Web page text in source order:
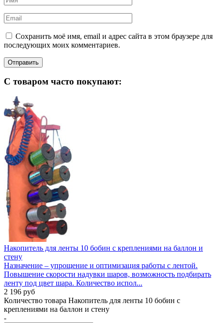
Сохранить моё имя, email и адрес сайта в этом браузере для
последующих моих комментариев.
С товаром часто покупают:
Накопитель для ленты 10 бобин с креплениями на баллон и
стену
Назначение – упрощение и оптимизация работы с лентой.
Повышение скорости надувки шаров, возможность подбирать
ленту под цвет шара. Количество испол...
2 196 руб
Количество товара Накопитель для ленты 10 бобин с
креплениями на баллон и стену
-